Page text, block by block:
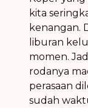
kita
kenangan.
liburan
momen.
rodanya
perasaan
sudah